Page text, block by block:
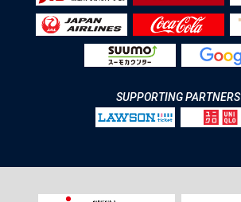
SUPPORTING PARTNERS